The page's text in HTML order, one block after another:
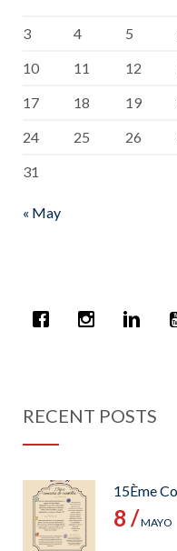
3
4 5
10
11 12
17
18 19
24
25 26
31
« May
RECENT POSTS
15Ème
8 /MAYO